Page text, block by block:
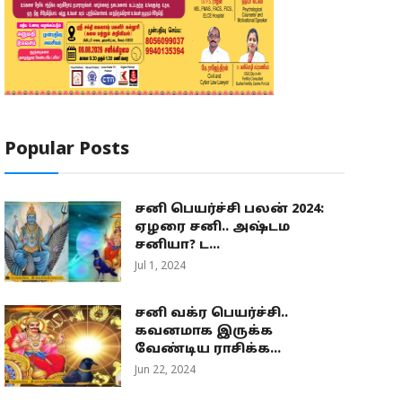
Popular Posts
சனி பெயர்ச்சி பலன் 2024:
ஏழரை சனி.. அஷ்டம
சனியா? ட...
Jul 1, 2024
சனி வக்ர பெயர்ச்சி..
கவனமாக இருக்க
வேண்டிய ராசிக்க...
Jun 22, 2024